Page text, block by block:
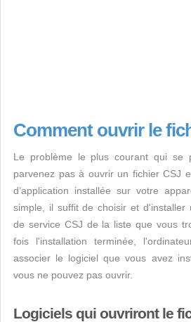
Comment ouvrir le
Le problème le plus courant qui se
parvenez pas à ouvrir un fichier CSJ
d’application installée sur votre
simple, il suffit de choisir et d'installer
de service CSJ de la liste que vous
fois l'installation terminée,
associer le logiciel que vous avez
vous ne pouvez pas ouvrir.
Logiciels qui ouvriront le